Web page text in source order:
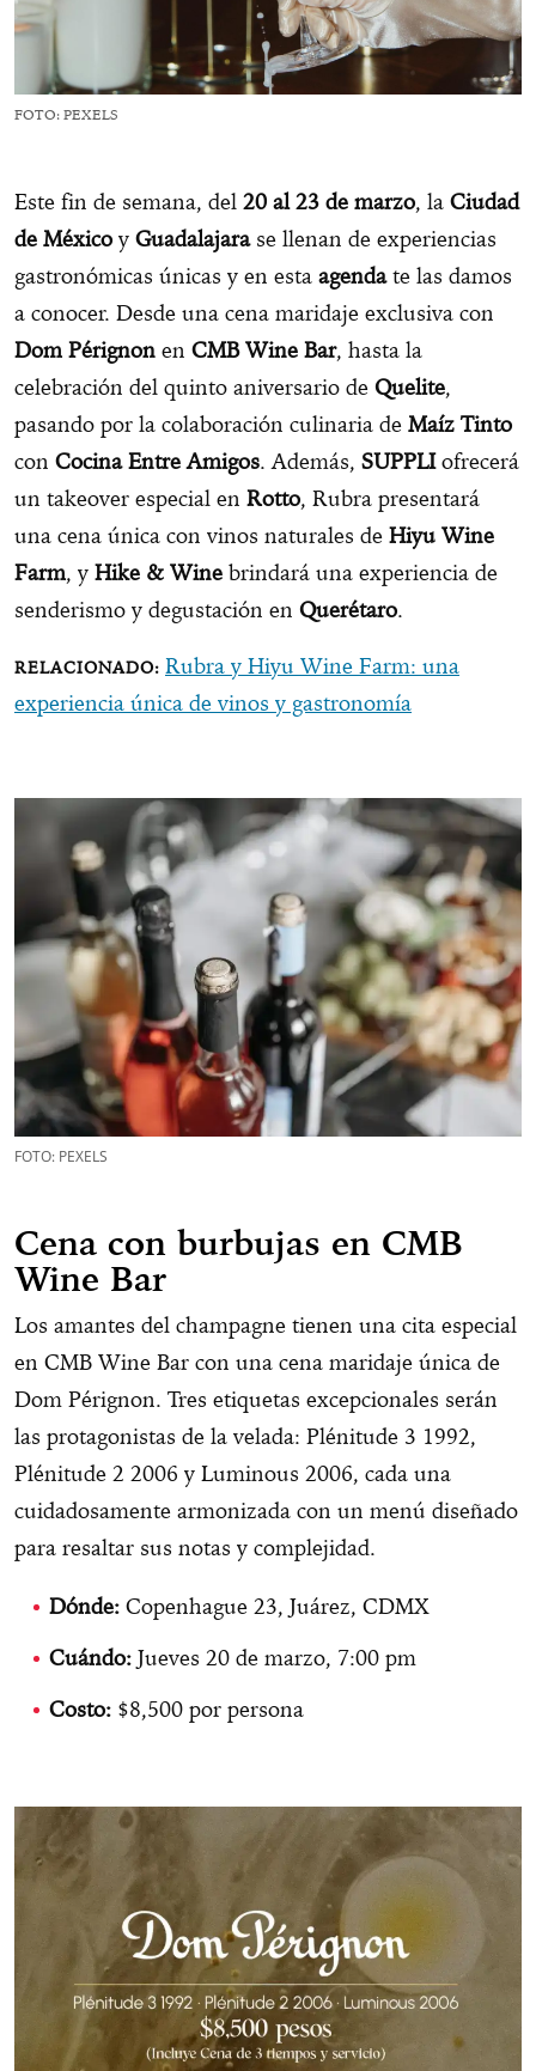
FOTO: PEXELS
Este fin de semana, del 20 al 23 de marzo, la Ciudad
de México y Guadalajara se llenan de experiencias
gastronómicas únicas y en esta agendate las damos
a conocer. Desde una cena maridaje exclusiva con
Dom Pérignon en CMB Wine Bar, hasta la
celebración del quinto aniversario de Quelite,
pasando por la colaboración culinaria de Maíz Tinto
con Cocina Entre Amigos. Además, SUPPLIofrecerá
un takeover especial en Rotto, Rubra presentará
una cena única con vinos naturales de Hiyu Wine
Farm, y Hike & Wine brindará una experiencia de
senderismo y degustación en Querétaro.
Rubra y Hiyu Wine Farm: una
experiencia única de vinos y gastronomía
FOTO: PEXELS
Cena con burbujas en CMB
Wine Bar
Los amantes del champagne tienen una cita especial
en CMB Wine Bar con una cena maridaje única de
Dom Pérignon. Tres etiquetas excepcionales serán
las protagonistas de la velada: Plénitude 3 1992,
Plénitude 2 2006 y Luminous 2006, cada una
cuidadosamente armonizada con un menú diseñado
para resaltar sus notas y complejidad.
Dónde: Copenhague 23, Juárez, CDMX
Cuándo: Jueves 20 de marzo, 7:00 pm
Costo: $8,500 por persona